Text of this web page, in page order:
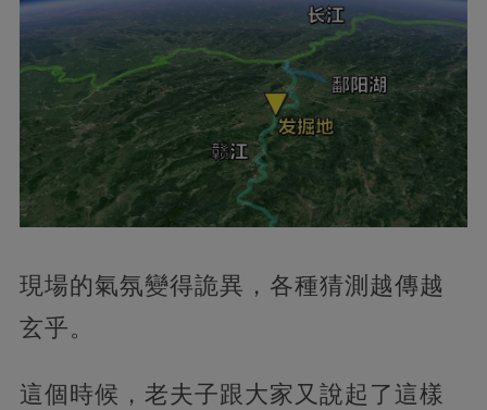
現場的氣氛變得詭異，各種猜測越傳越
玄乎。
這個時候，老夫子跟大家又說起了這樣